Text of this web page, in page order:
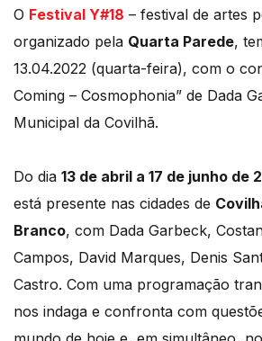
O Festival Y#18 – festival de artes
organizado pela Quarta Parede,
13.04.2022 (quarta-feira), com o
Coming – Cosmophonia” de Dada
Municipal da Covilhã.
Do dia 13 de abril a 17 de junho de
está presente nas cidades de
Branco, com Dada Garbeck,
Campos, David Marques, Denis
Castro. Com uma programação
nos indaga e confronta com